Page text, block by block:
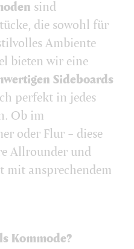
sind
die sowohl für
Ambiente
bieten wir eine
Sideboards
perfekt in jedes
Ob im
oder Flur – diese
Allrounder und
mit ansprechendem
Kommode?